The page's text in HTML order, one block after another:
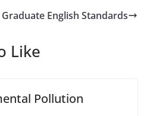
English Standards
Like
Pollution